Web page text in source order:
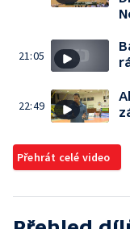
21:05
22:49
Přehrát celé video